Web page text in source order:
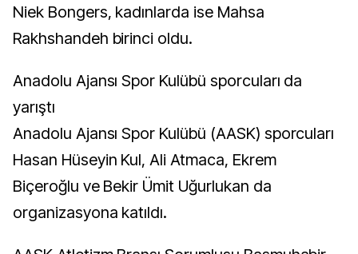
Niek Bongers, kadınlarda ise Mahsa
Rakhshandeh birinci oldu.
Anadolu Ajansı Spor Kulübü sporcuları da
yarıştı
Anadolu Ajansı Spor Kulübü (AASK) sporcuları
Hasan Hüseyin Kul, Ali Atmaca, Ekrem
Biçeroğlu ve Bekir Ümit Uğurlukan da
organizasyona katıldı.